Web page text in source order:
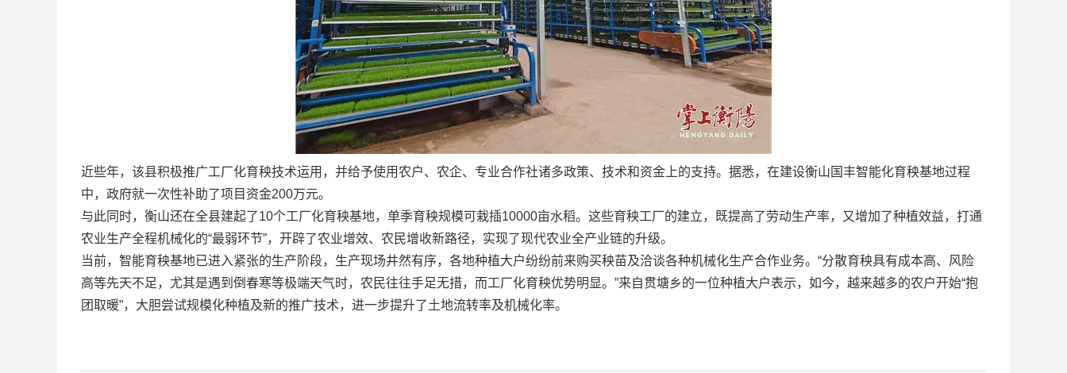
近些年，该县积极推广工厂化育秧技术运用，并给予使用农户、农企、专业合作社诸多政策、技术和资金上的支持。据悉，在建设衡山国丰智能化育秧基地过程
中，政府就一次性补助了项目资金200万元。
与此同时，衡山还在全县建起了10个工厂化育秧基地，单季育秧规模可栽插10000亩水稻。这些育秧工厂的建立，既提高了劳动生产率，又增加了种植效益，打通
农业生产全程机械化的“最弱环节”，开辟了农业增效、农民增收新路径，实现了现代农业全产业链的升级。
当前，智能育秧基地已进入紧张的生产阶段，生产现场井然有序，各地种植大户纷纷前来购买秧苗及洽谈各种机械化生产合作业务。“分散育秧具有成本高、风险
高等先天不足，尤其是遇到倒春寒等极端天气时，农民往往手足无措，而工厂化育秧优势明显。”来自贯塘乡的一位种植大户表示，如今，越来越多的农户开始“抱
团取暖”，大胆尝试规模化种植及新的推广技术，进一步提升了土地流转率及机械化率。